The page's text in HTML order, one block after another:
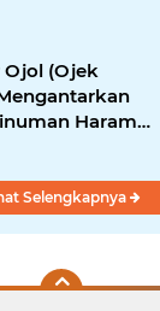
Ojol (Ojek
Haram
Selengkapnya